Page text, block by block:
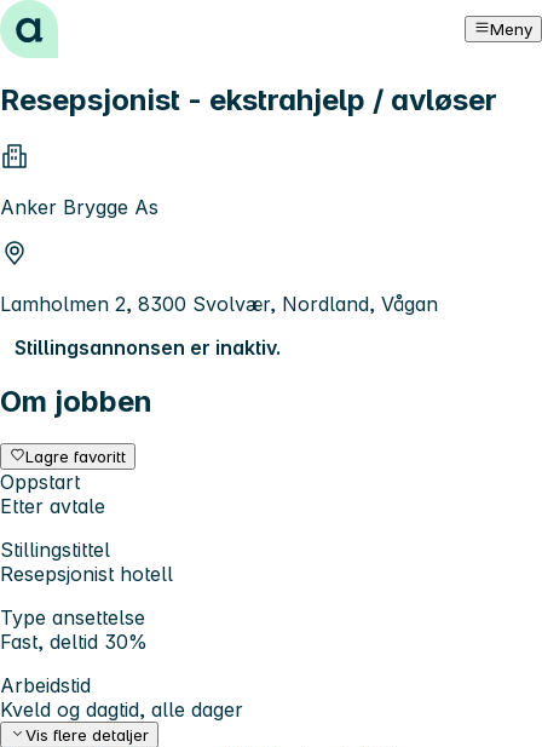
Hopp til innhold Meny
Resepsjonist - ekstrahjelp / avløser
Anker Brygge As
Lamholmen 2, 8300 Svolvær, Nordland, Vågan
Stillingsannonsen er inaktiv.
Om jobben
Lagre favoritt
Oppstart
Etter avtale
Stillingstittel
Resepsjonist hotell
Type ansettelse
Fast, deltid 30%
Arbeidstid
Kveld og dagtid, alle dager
Vis flere detaljer